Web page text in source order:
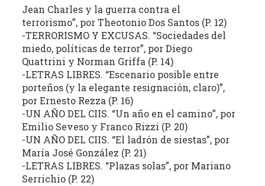
independiente)
dedicadas
cultura,
literatura,
política,
artes
Jean Charles y la guerra contra el
terrorismo”, por Theotonio Dos Santos (P. 12)
-TERRORISMO Y EXCUSAS. “Sociedades del
miedo, políticas de terror”, por Diego
Quattrini y Norman Griffa (P. 14)
-LETRAS LIBRES. “Escenario posible entre
porteños (y la elegante resignación, claro)”,
por Ernesto Rezza (P. 16)
-UN AÑO DEL CIIS. “Un año en el camino”, por
Emilio Seveso y Franco Rizzi (P. 20)
-UN AÑO DEL CIIS. “El ladrón de siestas”, por
María José González (P. 21)
-LETRAS LIBRES. “Plazas solas”, por Mariano
Serrichio (P. 22)